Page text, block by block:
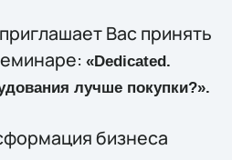
Вас принять
«Dedicated.
лучше покупки?».
бизнеса